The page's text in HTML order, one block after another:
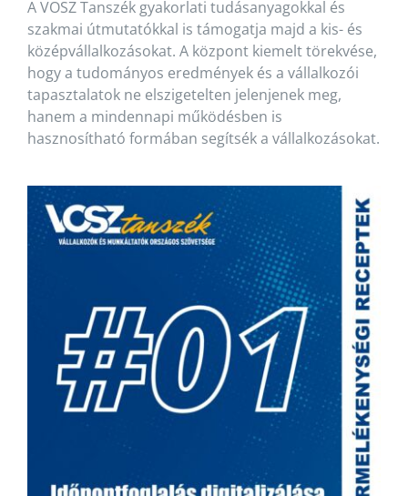
A VOSZ Tanszék gyakorlati tudásanyagokkal és
szakmai útmutatókkal is támogatja majd a kis- és
középvállalkozásokat. A központ kiemelt törekvése,
hogy a tudományos eredmények és a vállalkozói
tapasztalatok ne elszigetelten jelenjenek meg,
hanem a mindennapi működésben is
hasznosítható formában segítsék a vállalkozásokat.